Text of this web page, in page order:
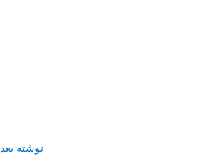
نوشته بعد